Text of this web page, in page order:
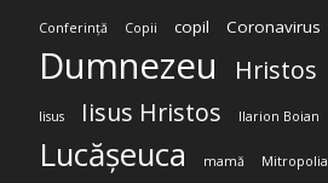
Conferință Copii copil Coronavirus
Dumnezeu Hristos
Iisus Iisus Hristos Ilarion Boian
Lucășeuca mamă Mitropolia